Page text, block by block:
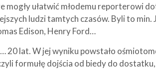
mogły ułatwić młodemu reporterowi
ludzi tamtych czasów. Byli to
Edison, Henry Ford…
20 lat. W jej wyniku powstało
formułę dojścia od biedy do